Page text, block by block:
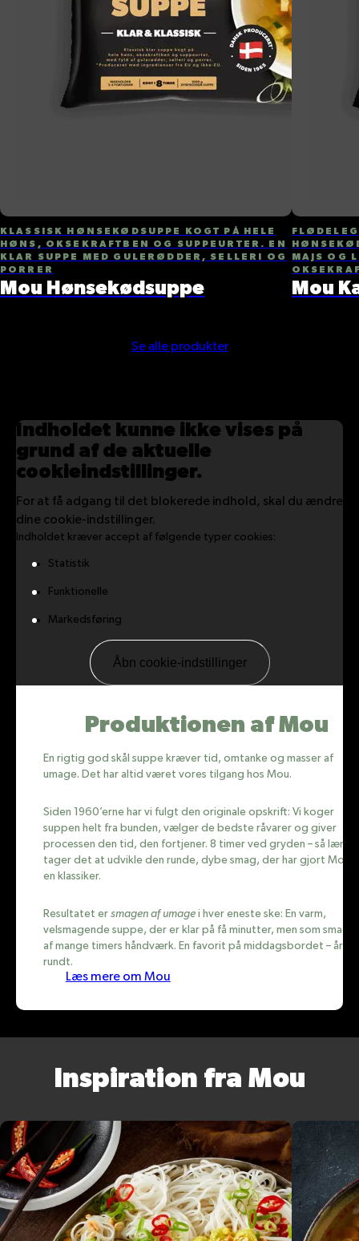
KLASSISK HØNSEKØDSUPPE KOGT PÅ HELE
HØNS, OKSEKRAFTBEN OG SUPPEURTER. EN
KLAR SUPPE MED GULERØDDER, SELLERI OG
PORRER
Mou Hønsekødsuppe
MAJS OG
Mou
Se alle produkter
Indholdet kunne ikke vises på
grund af de aktuelle
cookieindstillinger.
For at få adgang til det blokerede indhold, skal du ændre
dine cookie-indstillinger.
Indholdet kræver accept af følgende typer cookies:
Statistik
Funktionelle
Markedsføring
Åbn cookie-indstillinger
Produktionen af Mou
En rigtig god skål suppe kræver tid, omtanke og masser af
umage. Det har altid været vores tilgang hos Mou.
Siden 1960’erne har vi fulgt den originale opskrift: Vi koger
suppen helt fra bunden, vælger de bedste råvarer og giver
processen den tid, den fortjener. 8 timer ved gryden – så længe
tager det at udvikle den runde, dybe smag, der har gjort Mou
en klassiker.
Resultatet er smagen af umagei hver eneste ske: En varm,
velsmagende suppe, der er klar på få minutter, men som smager
af mange timers håndværk. En favorit på middagsbordet – året
rundt.
Læs mere om Mou
Inspiration fra Mou